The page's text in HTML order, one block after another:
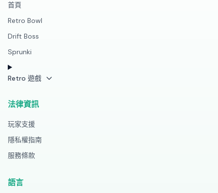
首頁
Retro Bowl
Drift Boss
Sprunki
Retro 遊戲
法律資訊
玩家支援
隱私權指南
服務條款
語言